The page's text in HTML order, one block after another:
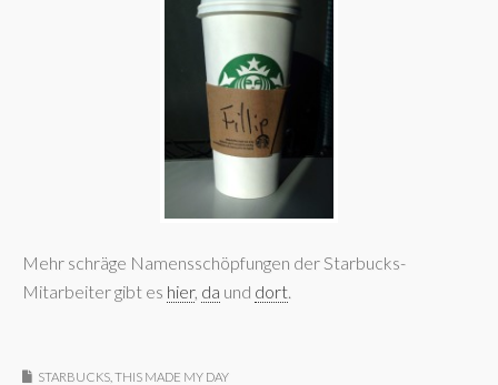
Mehr schräge Namensschöpfungen der Starbucks-
Mitarbeiter gibt es hier, da und dort.
STARBUCKS THIS MADE MY DAY